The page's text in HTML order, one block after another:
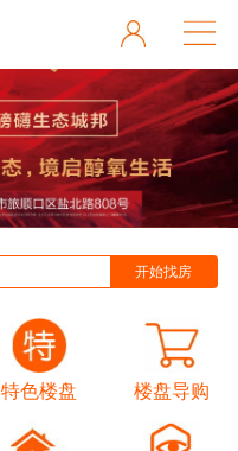
特色楼盘 楼盘导购